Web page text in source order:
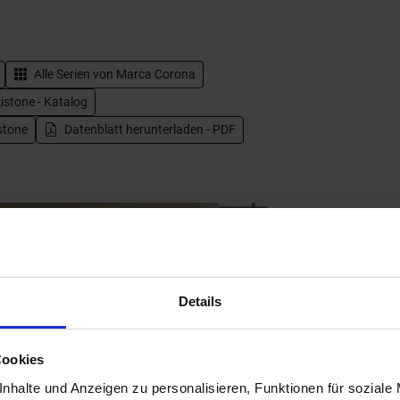
Details
und Anzeigen zu personalisieren, Funktionen für soziale
Alle Serien von Marca Corona
- Katalog
Datenblatt herunterladen - PDF